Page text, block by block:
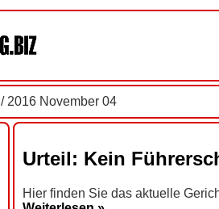
/ 2016 November 04
Urteil: Kein
Hier finden Sie das aktuelle